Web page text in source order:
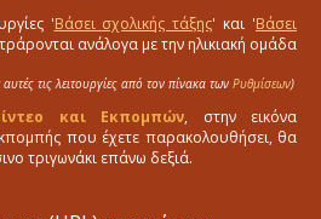
'Βάσει σχολικής τάξης' και 'Βάσει
ανάλογα με την ηλικιακή ομάδα
τις λειτουργίες από τον πίνακα των Ρυθμίσεων)
και Εκπομπών, στην εικόνα
που έχετε παρακολουθήσει, θα
τριγωνάκι επάνω δεξιά.